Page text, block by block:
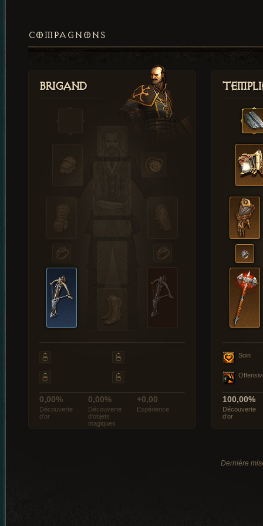
COMPAGNONS
Brigand
0,00%
Découverte
d’or
0,00%
Découverte
d’objets
magiques
+0,00
Expérience
Soin
100,00%
Découverte
d’or
Dernière